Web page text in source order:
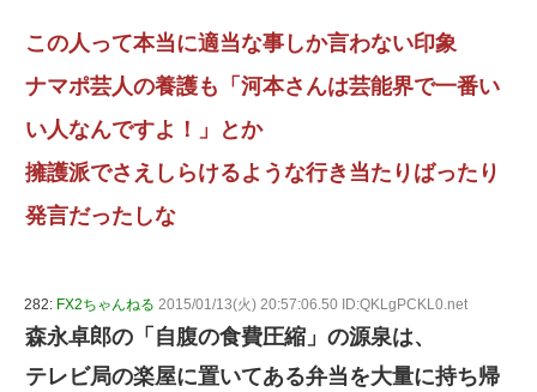
この人って本当に適当な事しか言わない印象
ナマポ芸人の養護も「河本さんは芸能界で一番い
い人なんですよ！」とか
擁護派でさえしらけるような行き当たりばったり
発言だったしな
282: FX2ちゃんねる 2015/01/13(火) 20:57:06.50 ID:QKLgPCKL0.net
森永卓郎の「自腹の食費圧縮」の源泉は、
テレビ局の楽屋に置いてある弁当を大量に持ち帰